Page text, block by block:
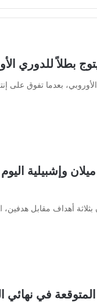
بطلاً للدوري
أهداف مقابل هدفين،
في نهائي